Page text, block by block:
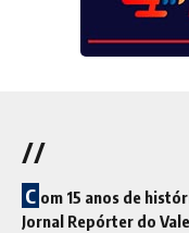
//
C om 15 anos de
Jornal Repórter do